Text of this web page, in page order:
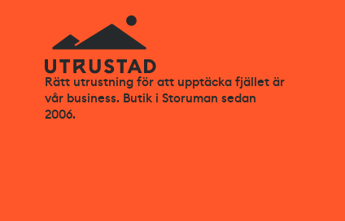
Rätt utrustning för att upptäcka fjället är
vår business. Butik i Storuman sedan
2006.